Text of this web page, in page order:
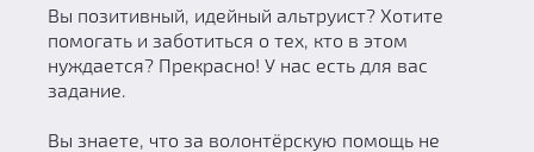
Вы позитивный, идейный альтруист? Хотите
помогать и заботиться о тех, кто в этом
нуждается? Прекрасно! У нас есть для вас
задание.
Вы знаете, что за волонтёрскую помощь не